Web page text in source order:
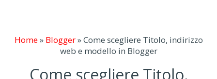
Home» Blogger»Come scegliere Titolo, indirizzo
web e modello in Blogger
Come scegliere Titolo,